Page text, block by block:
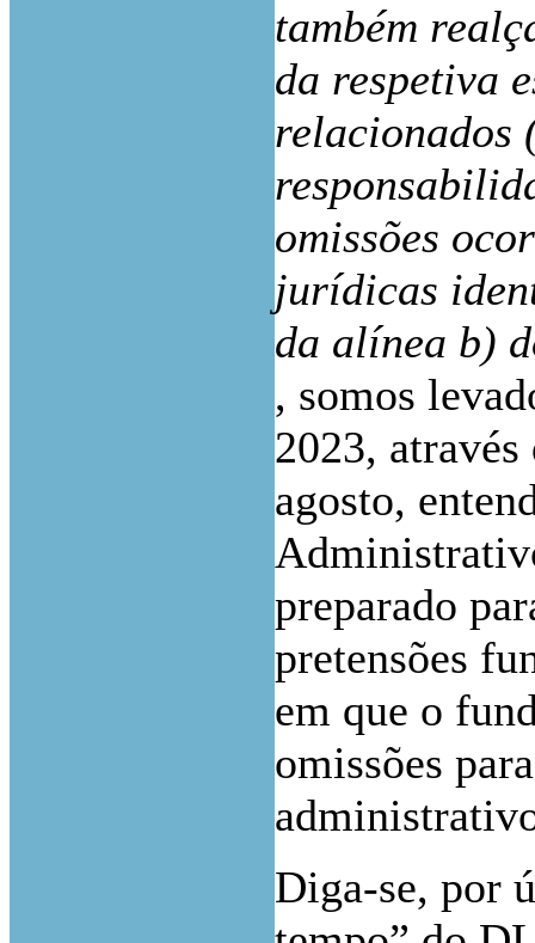
também
da respetiva
relacionados
omissões
jurídicas
da alínea b)
, somos
2023,
agosto,
preparado
pretensões
em que o
omissões
Diga-se, por